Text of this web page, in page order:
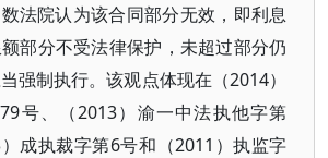
法院认为该合同部分无效，即利息
部分不受法律保护，未超过部分仍
强制执行。该观点体现在（2014）
号、（2013）渝一中法执他字第
成执裁字第6号和（2011）执监字